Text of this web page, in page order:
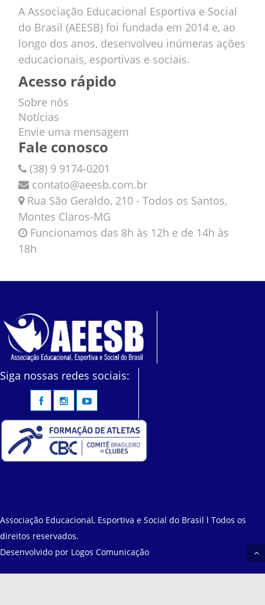
A Associação Educacional Esportiva e Social
do Brasil (AEESB) foi fundada em 2014 e, ao
longo dos anos, desenvolveu inúmeras ações
educacionais, esportivas e sociais.
Acesso rápido
Sobre nós
Notícias
Envie uma mensagem
Fale conosco
(38) 9 9174-0201
contato@aeesb.com.br
Rua São Geraldo, 210 - Todos os Santos,
Montes Claros-MG
Funcionamos das 8h às 12h e de 14h às
18h
Siga nossas redes sociais:
Associação Educacional, Esportiva e Social do Brasil l Todos os
direitos reservados.
Desenvolvido por Logos Comunicação